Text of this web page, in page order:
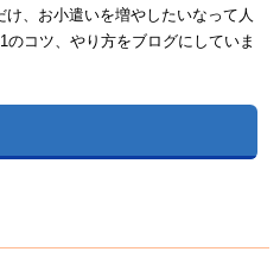
、お小遣いを増やしたいなって人
コツ、やり方をブログにしていま